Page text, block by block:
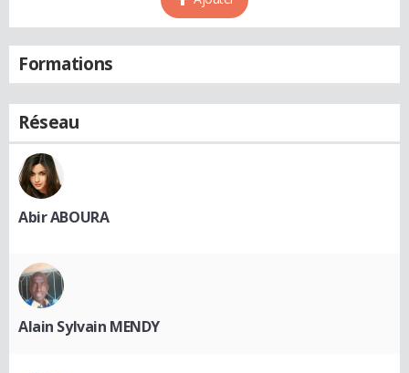
Formations
Réseau
Abir ABOURA
Alain Sylvain MENDY